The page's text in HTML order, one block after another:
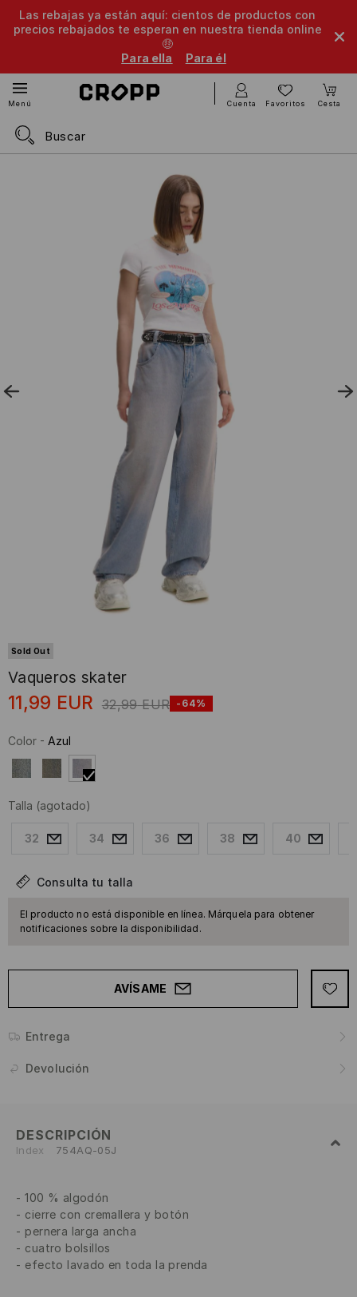
Las rebajas ya están aquí: cientos de productos con
precios rebajados te esperan en nuestra tienda online
🤑
Para ella
Para él
Menú Cuenta Favoritos Cesta
Sold Out
Vaqueros skater
11,99 EUR 32,99 EUR -64%
Color - Azul
Talla (agotado)
32 34 36 38 40
Consulta tu talla
El producto no está disponible en línea. Márquela para obtener
notificaciones sobre la disponibilidad.
AVÍSAME
Entrega
Devolución
DESCRIPCIÓN
Index 754AQ-05J
100 % algodón
cierre con cremallera y botón
pernera larga ancha
cuatro bolsillos
efecto lavado en toda la prenda